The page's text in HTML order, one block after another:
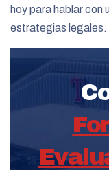
hoy para hablar con
estrategias legales.